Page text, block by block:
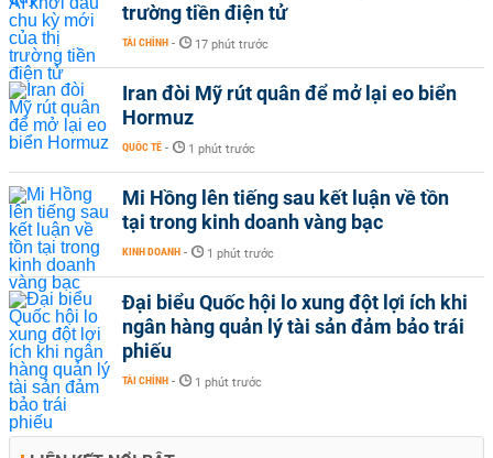
trường tiền điện tử
TÀI CHÍNH - 17 phút trước
Iran đòi Mỹ rút quân để mở lại eo biển
Hormuz
QUỐC TẾ - 1 phút trước
Mi Hồng lên tiếng sau kết luận về tồn
tại trong kinh doanh vàng bạc
KINH DOANH - 1 phút trước
Đại biểu Quốc hội lo xung đột lợi ích khi
ngân hàng quản lý tài sản đảm bảo trái
phiếu
TÀI CHÍNH - 1 phút trước